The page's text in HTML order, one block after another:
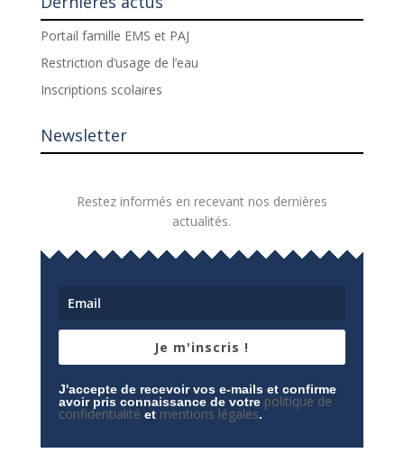
Portail famille EMS et PAJ
Restriction d’usage de l’eau
Inscriptions scolaires
Newsletter
Restez informés en recevant nos dernières
actualités.
Je m'inscris !
J'accepte de recevoir vos e-mails et confirme
avoir pris connaissance de votre politique de
confidentialité et mentions légales.